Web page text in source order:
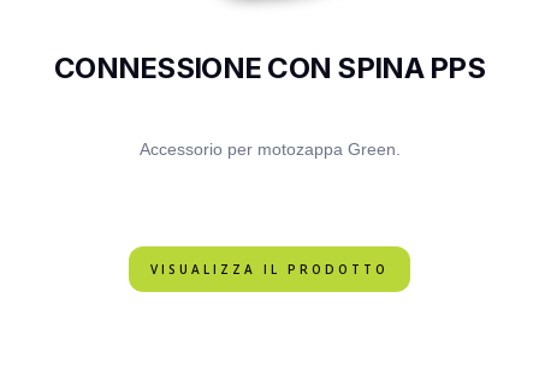
CONNESSIONE CON SPINA PPS
Accessorio per motozappa Green.
VISUALIZZA IL PRODOTTO